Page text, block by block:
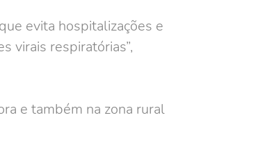
evita hospitalizações e
virais respiratórias”,
e também na zona rural